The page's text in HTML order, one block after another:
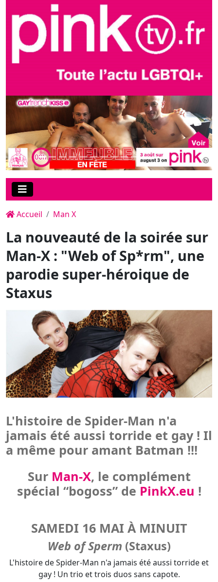
Accueil Man X
La nouveauté de la soirée sur
Man-X : "Web of Sp*rm", une
parodie super-héroique de
Staxus
L'histoire de Spider-Man n'a
jamais été aussi torride et gay ! Il
a même pour amant Batman !!!
Sur
Man-X, le complément
spécial “bogoss” dePinkX.eu !
Web of Sperm(Staxus)
L'histoire de Spider-Man n'a jamais été aussi torride et
Le manplus :Parodie X gay du super-héros de Marvel
qui se fait même crossover avec DC, Batman niquant en
beauté Spidey !!!
Qui a dit que le crime ne paie pas ? Quand Spider-Man